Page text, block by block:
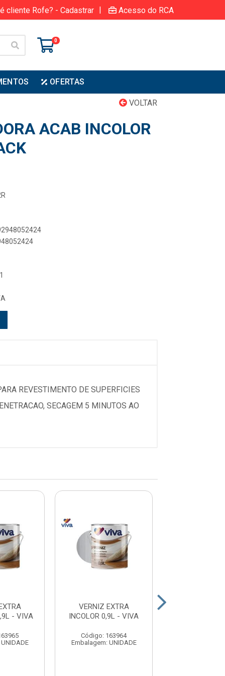
cliente Rofe? - Cadastrar | Acesso do RCA
0
OFERTAS
VOLTAR
ACAB INCOLOR
REVESTIMENTO DE SUPERFICIES
SECAGEM 5 MINUTOS AO
- VIVA
VERNIZ EXTRA
INCOLOR 0,9L - VIVA
Código: 163964
Embalagem: UNIDADE